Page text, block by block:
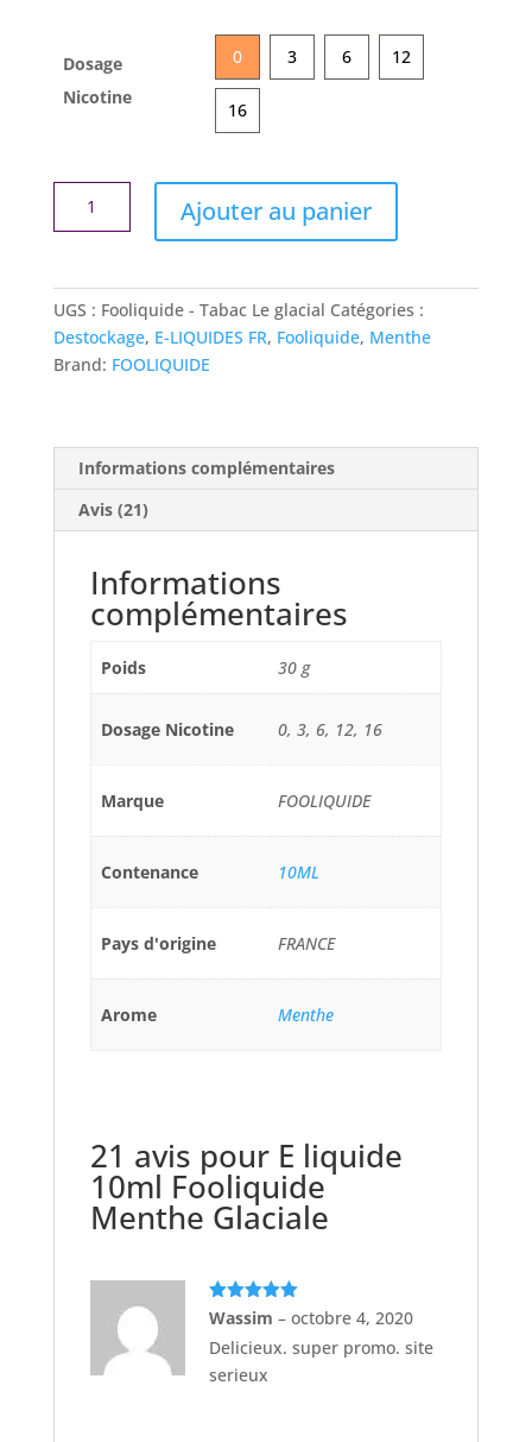
Dosage
Nicotine
0 3 6 12
16
10ml
Fooliquide
Menthe
Ajouter au panier
UGS : Fooliquide - Tabac Le glacial Catégories :
Destockage, E-LIQUIDES FR, Fooliquide, Menthe
Brand: FOOLIQUIDE
Informations complémentaires
Avis (21)
Informations
complémentaires
Poids 30 g
Dosage Nicotine 0, 3, 6, 12, 16
Marque FOOLIQUIDE
Contenance 10ML
Pays d'origine FRANCE
Arome Menthe
21 avis pour E liquide
10ml Fooliquide
Menthe Glaciale
Note5sur
5
Wassim – octobre 4, 2020
Delicieux. super promo. site
serieux